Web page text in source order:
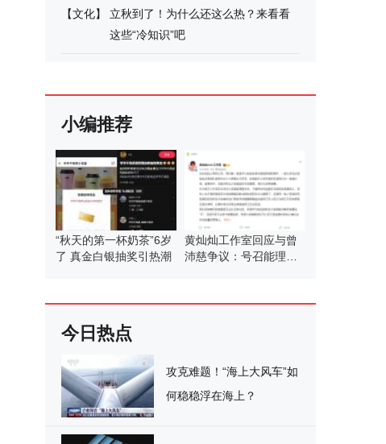
【文化】
立秋到了！为什么还这么热？来看看
这些“冷知识”吧
小编推荐
“秋天的第一杯奶茶”6岁
了 真金白银抽奖引热潮
黄灿灿工作室回应与曾
沛慈争议：号召能理智
今日热点
攻克难题！“海上大风车”如
何稳稳浮在海上？